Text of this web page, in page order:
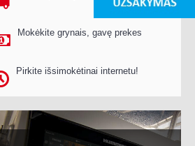
Mokėkite grynais, gavę prekes
Pirkite išsimokėtinai internetu!